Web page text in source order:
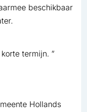
beschikbaar
termijn.
Hollands